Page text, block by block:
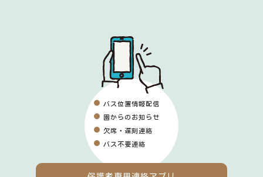
バス位置情報配信
園からのお知らせ
欠席・遅刻連絡
バス不要連絡